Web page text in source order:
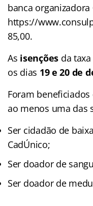
banca
https://
85,00.
As isenções da taxa
os dias 19 e 20 de
Foram
ao menos uma das
Ser cidadão de
CadÚnico;
Ser doador de
Ser doador de